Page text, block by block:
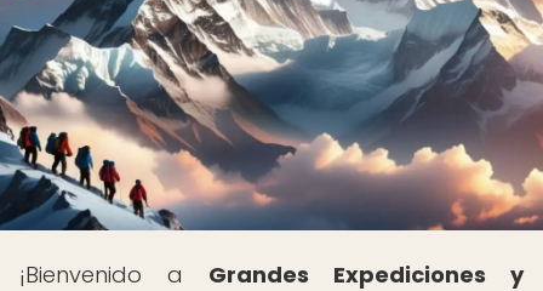
¡Bienvenido a Grandes Expediciones y